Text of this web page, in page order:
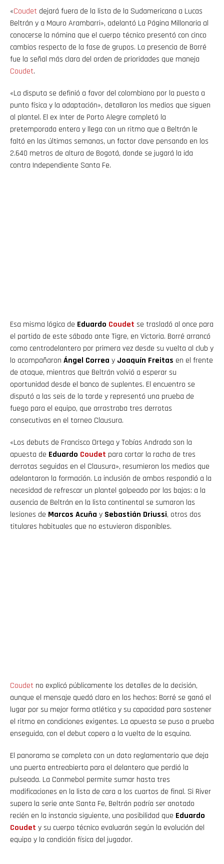
«Coudet dejará fuera de la lista de la Sudamericana a Lucas
Beltrán y a Mauro Arambarri», adelantó La Página Millonaria al
conocerse la nómina que el cuerpo técnico presentó con cinco
cambios respecto de la fase de grupos. La presencia de Borré
fue la señal más clara del orden de prioridades que maneja
Coudet.
«La disputa se definió a favor del colombiano por la puesta a
punto física y la adaptación», detallaron los medios que siguen
al plantel. El ex Inter de Porto Alegre completó la
pretemporada entera y llega con un ritmo que a Beltrán le
faltó en las últimas semanas, un factor clave pensando en los
2.640 metros de altura de Bogotá, donde se jugará la ida
contra Independiente Santa Fe.
Esa misma lógica de Eduardo Coudet se trasladó al once para
el partido de este sábado ante Tigre, en Victoria. Borré arrancó
como centrodelantero por primera vez desde su vuelta al club y
lo acompañaron Ángel Correa y Joaquín Freitas en el frente
de ataque, mientras que Beltrán volvió a esperar su
oportunidad desde el banco de suplentes. El encuentro se
disputó a las seis de la tarde y representó una prueba de
fuego para el equipo, que arrastraba tres derrotas
consecutivas en el torneo Clausura.
«Los debuts de Francisco Ortega y Tobías Andrada son la
apuesta de Eduardo Coudet para cortar la racha de tres
derrotas seguidas en el Clausura», resumieron los medios que
adelantaron la formación. La inclusión de ambos respondió a la
necesidad de refrescar un plantel golpeado por las bajas: a la
ausencia de Beltrán en la lista continental se sumaron las
lesiones de Marcos Acuña y Sebastián Driussi, otros dos
titulares habituales que no estuvieron disponibles.
Coudet no explicó públicamente los detalles de la decisión,
aunque el mensaje quedó claro en los hechos: Borré se ganó el
lugar por su mejor forma atlética y su capacidad para sostener
el ritmo en condiciones exigentes. La apuesta se puso a prueba
enseguida, con el debut copero a la vuelta de la esquina.
El panorama se completa con un dato reglamentario que deja
una puerta entreabierta para el delantero que perdió la
pulseada. La Conmebol permite sumar hasta tres
modificaciones en la lista de cara a los cuartos de final. Si River
supera la serie ante Santa Fe, Beltrán podría ser anotado
recién en la instancia siguiente, una posibilidad que Eduardo
Coudet y su cuerpo técnico evaluarán según la evolución del
equipo y la condición física del jugador.